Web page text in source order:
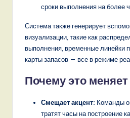
сроки выполнения на более
Система также генерирует
визуализации, такие как
выполнения, временные линейки
карты запасов — все в режиме
Почему это
Смещает акцент: Команды
тратят часы на построение